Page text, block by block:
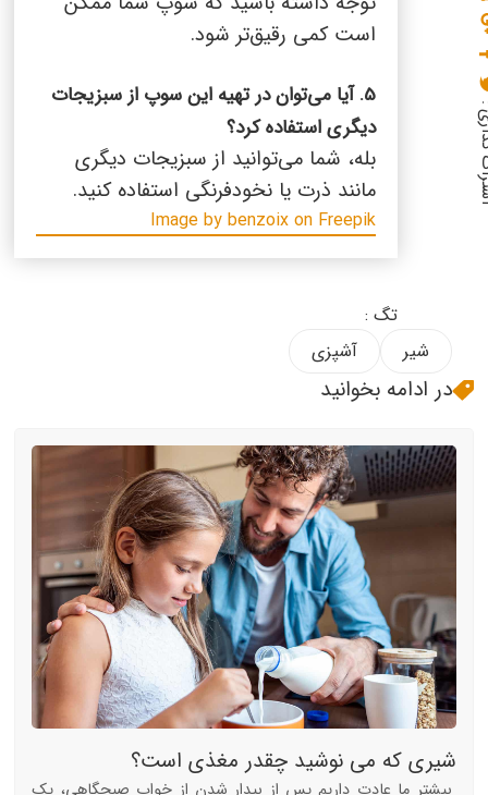
است کمی رقیق‌تر شود.
5. آیا می‌توان در تهیه این سوپ از سبزیجات
دیگری استفاده کرد؟
بله، شما می‌توانید از سبزیجات دیگری
مانند ذرت یا نخودفرنگی استفاده کنید.
Image by benzoix on Freepik
:
تگ :
شیر
آشپزی
در ادامه بخوانید
شیری که می نوشید چقدر مغذی است؟
بیشتر ما عادت داریم پس از بیدار شدن از خواب صبحگاهی، یک